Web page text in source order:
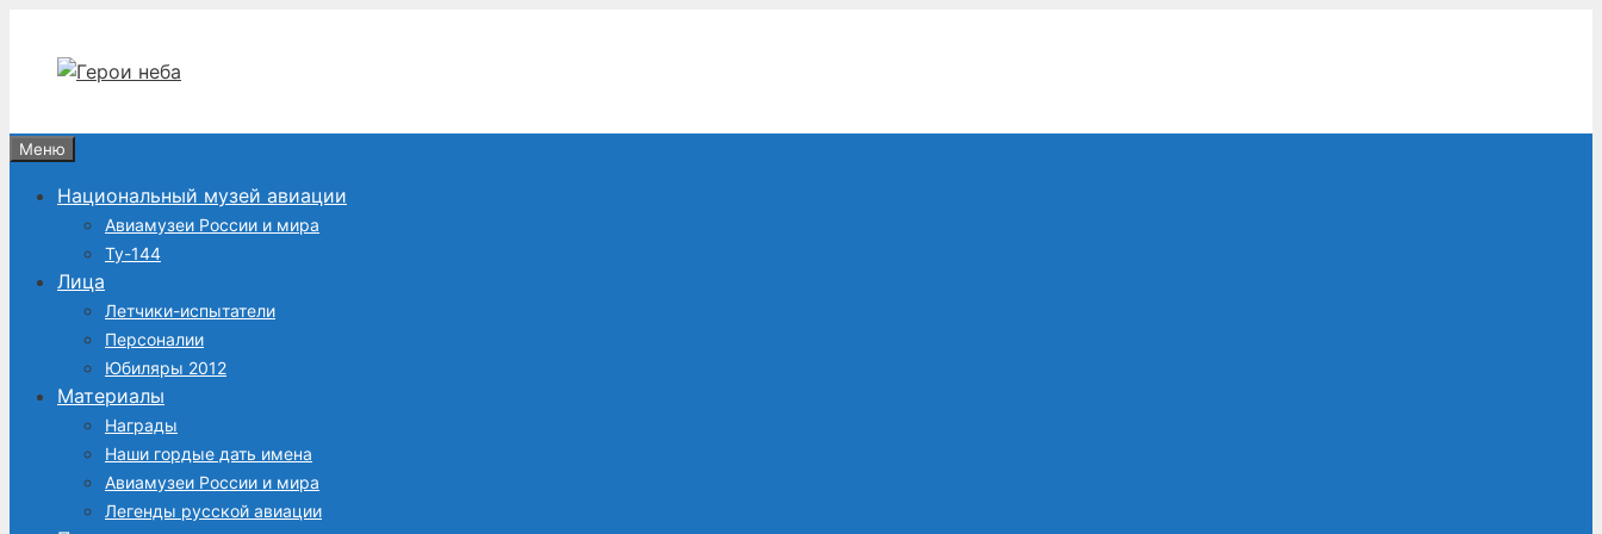
содержимому
Меню
Национальный музей авиации
Авиамузеи России и мира
Ту-144
Лица
Летчики-испытатели
Персоналии
Юбиляры 2012
Материалы
Награды
Наши гордые дать имена
Авиамузеи России и мира
Легенды русской авиации